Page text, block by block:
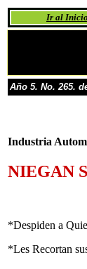
Ir al Inicio
Año 5. No. 265.
Industria
NIEGAN
*Despiden a
*Les Recortan